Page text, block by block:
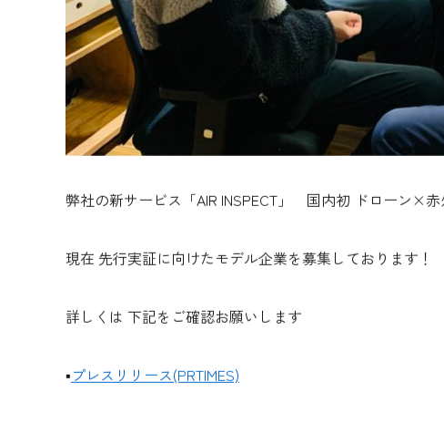
弊社の新サービス「AIR INSPECT」 国内初 ドローン×
現在 先行実証に向けたモデル企業を募集しております！
詳しくは 下記をご確認お願いします
▪︎プレスリリース(PRTIMES)